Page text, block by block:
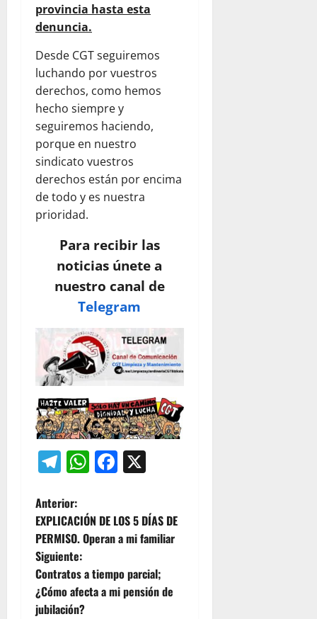
provincia hasta esta
denuncia.
Desde CGT seguiremos
luchando por vuestros
derechos, como hemos
hecho siempre y
seguiremos haciendo,
porque en nuestro
sindicato vuestros
derechos están por encima
de todo y es nuestra
prioridad.
Para recibir las
noticias únete a
nuestro canal de
Telegram
Telegram
WhatsApp
Facebook
N
a
v
e
Anterior:
EXPLICACIÓN DE LOS 5 DÍAS DE
PERMISO. Operan a mi familiar
Siguiente:
Contratos a tiempo parcial;
¿Cómo afecta a mi pensión de
jubilación?